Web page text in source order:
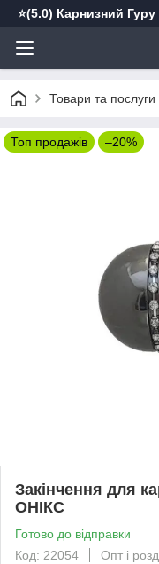
⭐️(5.0) Карнизний Гуру
Товари та послуги
Топ продажів –20%
Закінчення для
ОНІКС
Готово до відправки
Код: 22054
Опт і